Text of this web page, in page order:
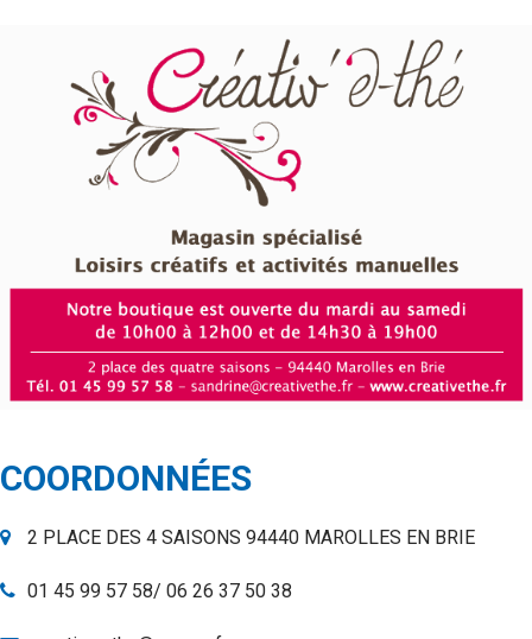
COORDONNÉES
2 PLACE DES 4 SAISONS 94440 MAROLLES EN BRIE
01 45 99 57 58/ 06 26 37 50 38